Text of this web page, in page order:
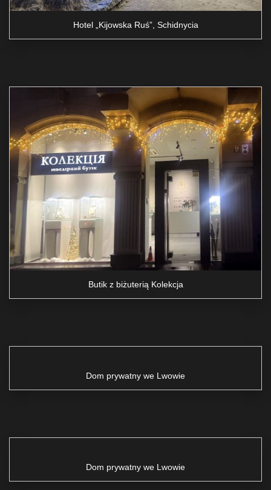
Hotel „Kijowska Ruś”, Schidnycia
Butik z biżuterią Kolekcja
Dom prywatny we Lwowie
Dom prywatny we Lwowie